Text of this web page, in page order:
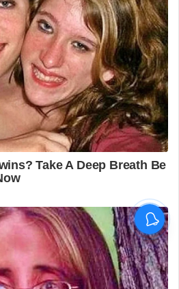
പുനലൂർ ആശുപത്രിയിലെ
സ്വീകരണം;
രോഗികൾക്കുണ്ടായ
ബുദ്ധിമുട്ടിൽ
ആരോഗ്യമന്ത്രിയുടെ
നിലപാട് തേടി
ഡിവൈഎഫ്‌ഐ